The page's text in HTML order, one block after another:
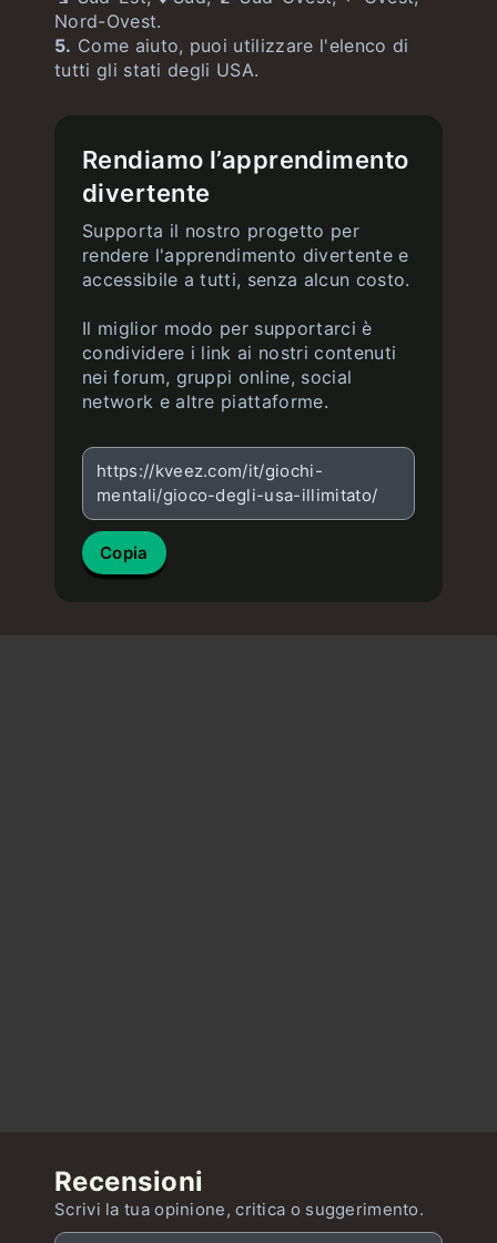
Nord-Ovest.
5. Come aiuto, puoi utilizzare l'elenco di
tutti gli stati degli USA.
Rendiamo l’apprendimento
divertente
Supporta il nostro progetto per
rendere l'apprendimento divertente e
accessibile a tutti, senza alcun costo.
Il miglior modo per supportarci è
condividere i link ai nostri contenuti
nei forum, gruppi online, social
network e altre piattaforme.
https://kveez.com/it/giochi-
mentali/gioco-degli-usa-illimitato/
Copia
Recensioni
Scrivi la tua opinione, critica o suggerimento.